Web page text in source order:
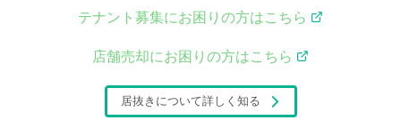
テナント募集にお困りの方はこちら
店舗売却にお困りの方はこちら
居抜きについて詳しく知る